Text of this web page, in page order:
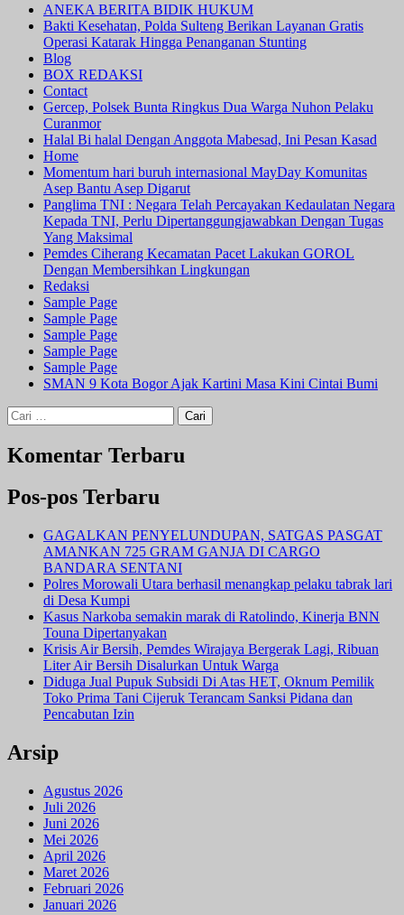
ANEKA BERITA BIDIK HUKUM
Bakti Kesehatan, Polda Sulteng Berikan Layanan Gratis
Operasi Katarak Hingga Penanganan Stunting
Blog
BOX REDAKSI
Contact
Gercep, Polsek Bunta Ringkus Dua Warga Nuhon Pelaku
Curanmor
Halal Bi halal Dengan Anggota Mabesad, Ini Pesan Kasad
Home
Momentum hari buruh internasional MayDay Komunitas
Asep Bantu Asep Digarut
Panglima TNI : Negara Telah Percayakan Kedaulatan Negara
Kepada TNI, Perlu Dipertanggungjawabkan Dengan Tugas
Yang Maksimal
Pemdes Ciherang Kecamatan Pacet Lakukan GOROL
Dengan Membersihkan Lingkungan
Redaksi
Sample Page
Sample Page
Sample Page
Sample Page
Sample Page
SMAN 9 Kota Bogor Ajak Kartini Masa Kini Cintai Bumi
Cari
untuk:
Komentar Terbaru
Pos-pos Terbaru
GAGALKAN PENYELUNDUPAN, SATGAS PASGAT
AMANKAN 725 GRAM GANJA DI CARGO
BANDARA SENTANI
Polres Morowali Utara berhasil menangkap pelaku tabrak lari
di Desa Kumpi
Kasus Narkoba semakin marak di Ratolindo, Kinerja BNN
Touna Dipertanyakan
Krisis Air Bersih, Pemdes Wirajaya Bergerak Lagi, Ribuan
Liter Air Bersih Disalurkan Untuk Warga
Diduga Jual Pupuk Subsidi Di Atas HET, Oknum Pemilik
Toko Prima Tani Cijeruk Terancam Sanksi Pidana dan
Pencabutan Izin
Arsip
Agustus 2026
Juli 2026
Juni 2026
Mei 2026
April 2026
Maret 2026
Februari 2026
Januari 2026